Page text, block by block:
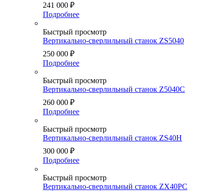
241 000 ₽
Подробнее
Быстрый просмотр
Вертикально-сверлильный станок ZS5040
250 000 ₽
Подробнее
Быстрый просмотр
Вертикально-сверлильный станок Z5040C
260 000 ₽
Подробнее
Быстрый просмотр
Вертикально-сверлильный станок ZS40H
300 000 ₽
Подробнее
Быстрый просмотр
Вертикально-сверлильный станок ZX40PC